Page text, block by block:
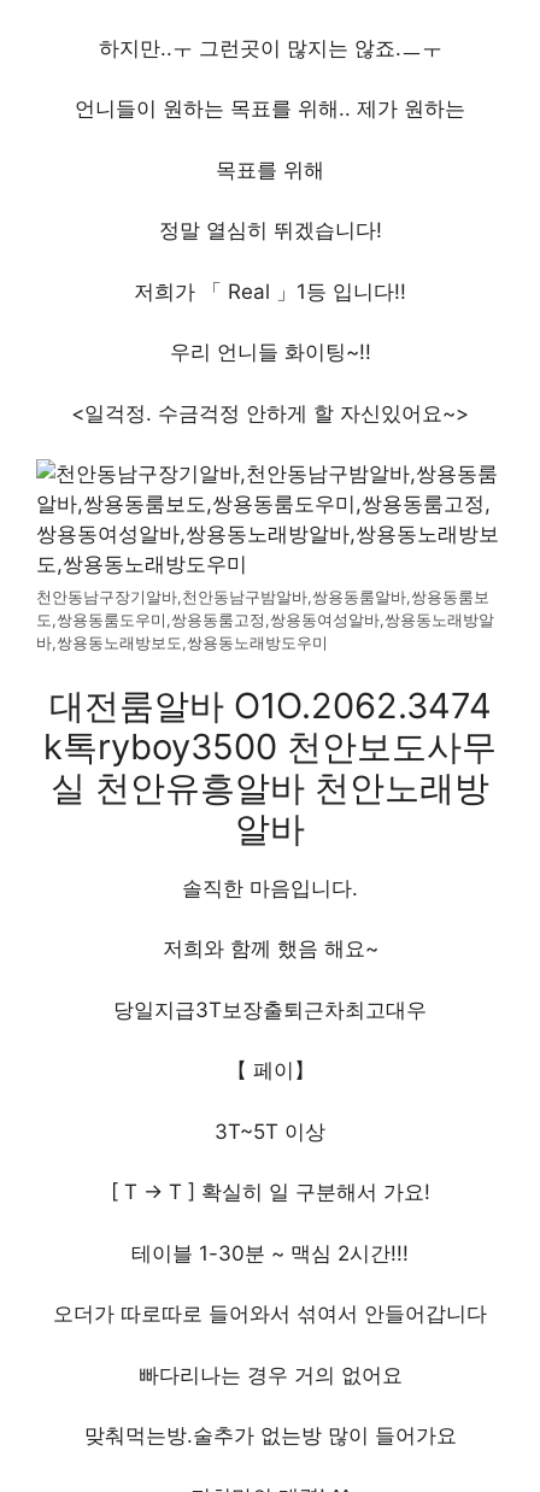
하지만..ㅜ 그런곳이 많지는 않죠.ㅡㅜ
언니들이 원하는 목표를 위해.. 제가 원하는
목표를 위해
정말 열심히 뛰겠습니다!
저희가 「 Real 」1등 입니다!!
우리 언니들 화이팅~!!
<일걱정. 수금걱정 안하게 할 자신있어요~>
천안동남구장기알바,천안동남구밤알바,쌍용동룸알바,쌍용동룸보
도,쌍용동룸도우미,쌍용동룸고정,쌍용동여성알바,쌍용동노래방알
바,쌍용동노래방보도,쌍용동노래방도우미
대전룸알바 O1O.2062.3474
k톡ryboy3500 천안보도사무
실 천안유흥알바 천안노래방
알바
솔직한 마음입니다.
저희와 함께 했음 해요~
당일지급3T보장출퇴근차최고대우
【 페이】
3T~5T 이상
[ T -> T ] 확실히 일 구분해서 가요!
테이블 1-30분 ~ 맥심 2시간!!!
오더가 따로따로 들어와서 섞여서 안들어갑니다
빠다리나는 경우 거의 없어요
맞춰먹는방.술추가 없는방 많이 들어가요